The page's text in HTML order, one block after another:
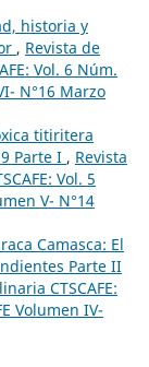
historia y
, Revista de
Vol. 6 Núm.
N°16 Marzo
titiritera
Parte I , Revista
Vol. 5
V- N°14
Camasca: El
Parte II
CTSCAFE:
Volumen IV-